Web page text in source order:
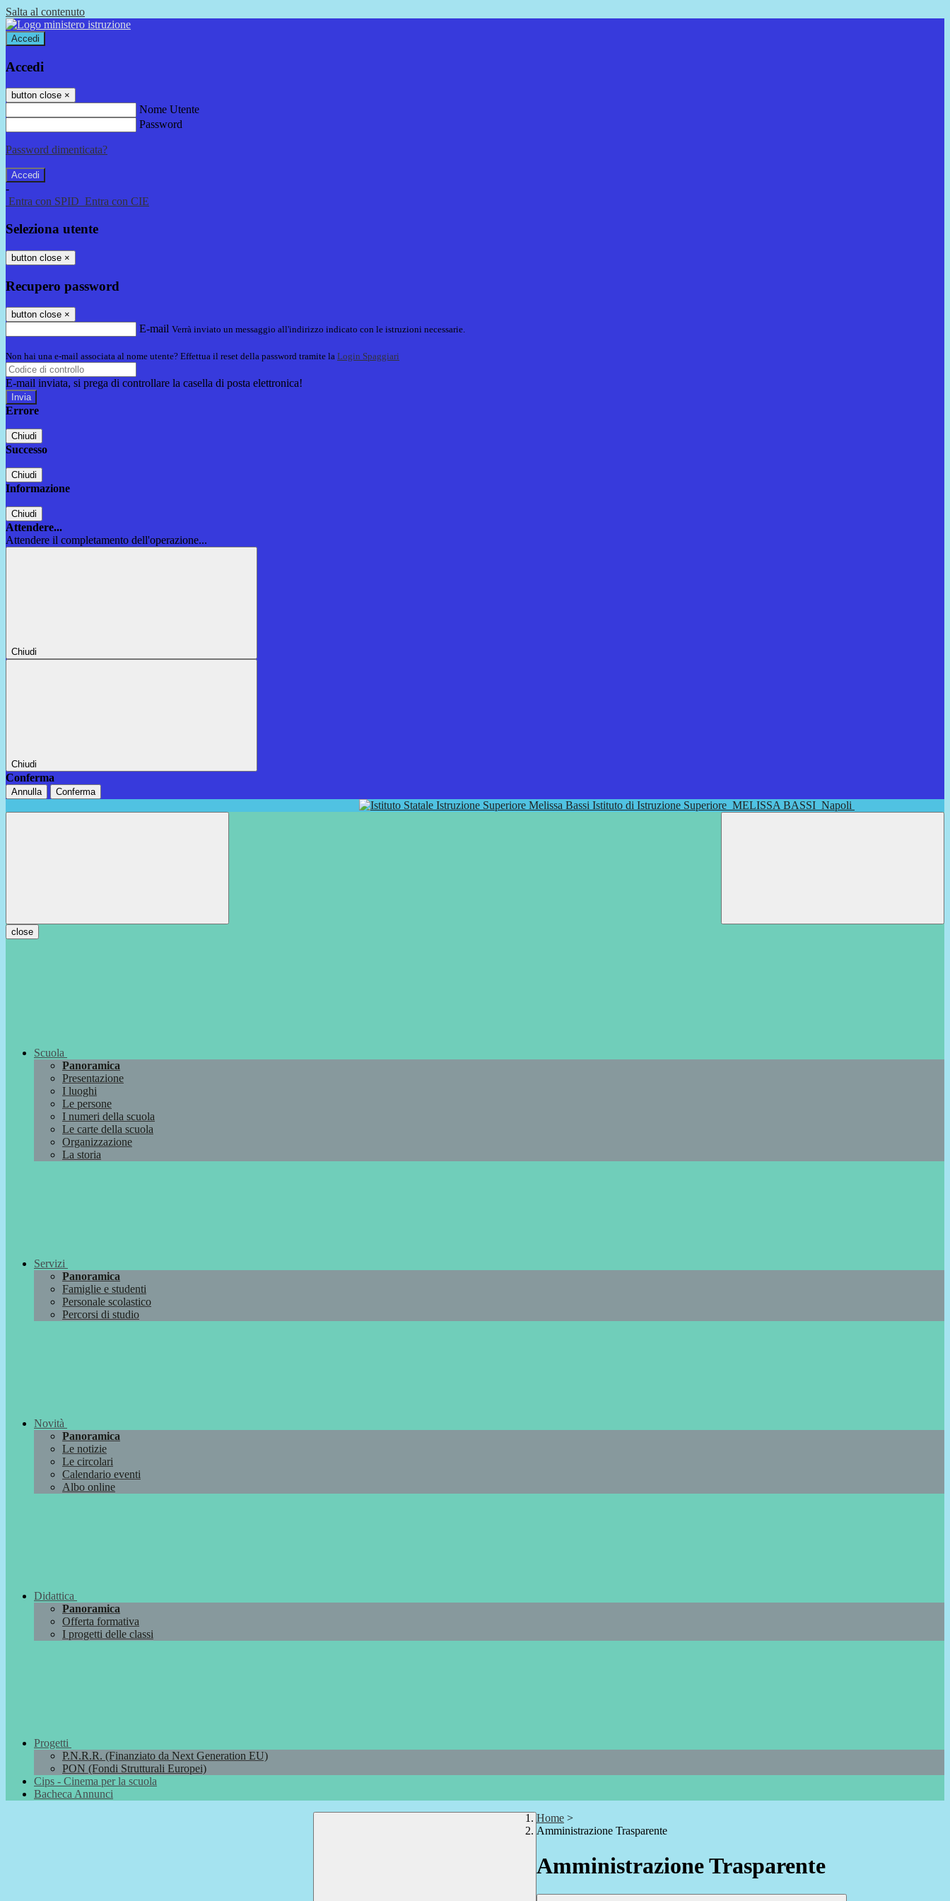
Salta al contenuto
Accedi
Accedi
button close ×
Nome Utente
Password
Password dimenticata?
-
Entra con SPID Entra con CIE
Seleziona utente
button close ×
Recupero password
button close ×
E-mail Verrà inviato un messaggio all'indirizzo indicato con le istruzioni necessarie.
Non hai una e-mail associata al nome utente? Effettua il reset della password tramite la Login Spaggiari
E-mail inviata, si prega di controllare la casella di posta elettronica!
Errore
Chiudi
Successo
Chiudi
Informazione
Chiudi
Attendere...
Attendere il completamento dell'operazione...
Chiudi
Chiudi
Conferma
Annulla Conferma
Istituto di Istruzione Superiore MELISSA BASSI Napoli
close
Scuola
Panoramica
Presentazione
I luoghi
Le persone
I numeri della scuola
Le carte della scuola
Organizzazione
La storia
Servizi
Panoramica
Famiglie e studenti
Personale scolastico
Percorsi di studio
Novità
Panoramica
Le notizie
Le circolari
Calendario eventi
Albo online
Didattica
Panoramica
Offerta formativa
I progetti delle classi
Progetti
P.N.R.R. (Finanziato da Next Generation EU)
PON (Fondi Strutturali Europei)
Cips - Cinema per la scuola
Bacheca Annunci
Home >
Amministrazione Trasparente
Amministrazione Trasparente